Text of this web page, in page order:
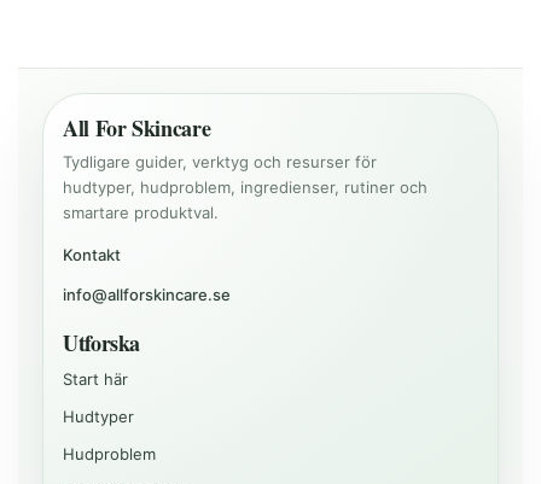
All For Skincare
Tydligare guider, verktyg och resurser för
hudtyper, hudproblem, ingredienser, rutiner och
smartare produktval.
Kontakt
info@allforskincare.se
Utforska
Start här
Hudtyper
Hudproblem